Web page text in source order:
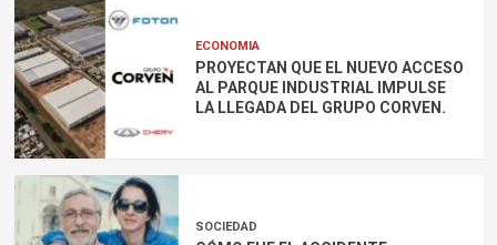
ECONOMIA
PROYECTAN QUE EL NUEVO ACCESO
AL PARQUE INDUSTRIAL IMPULSE
LA LLEGADA DEL GRUPO CORVEN.
SOCIEDAD